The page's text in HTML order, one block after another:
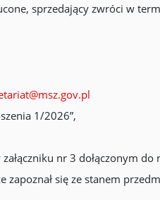
sprzedający zwróci w
1/2026”,
nr 3 dołączonym do
się ze stanem